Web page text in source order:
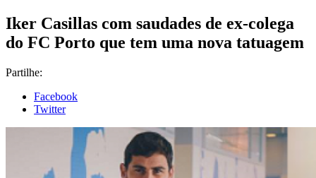
Iker Casillas com saudades de ex-colega
do FC Porto que tem uma nova tatuagem
Partilhe:
Facebook
Twitter